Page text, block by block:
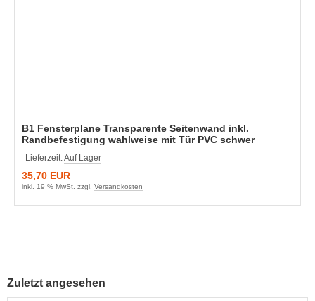
B1 Fensterplane Transparente Seitenwand inkl.
Randbefestigung wahlweise mit Tür PVC schwer
Lieferzeit:Auf Lager
35,70 EUR
inkl. 19 % MwSt. zzgl. Versandkosten
Zuletzt angesehen